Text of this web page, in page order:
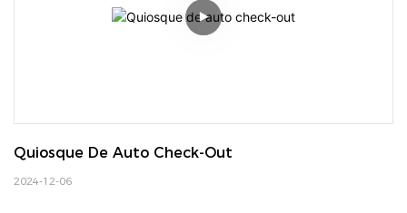
Quiosque De Auto Check-Out
2024-12-06